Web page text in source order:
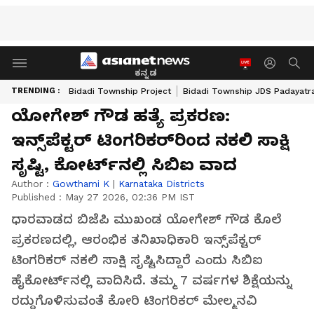
ಕನ್ನಡ
TRENDING : Bidadi Township Project Bidadi Township JDS
ಯೋಗೇಶ್ ಗೌಡ ಹತ್ಯೆ ಪ್ರಕರಣ:
ಇನ್ಸ್‌ಪೆಕ್ಟರ್‌ ಟಿಂಗರಿಕರ್‌ರಿಂದ ನಕಲಿ ಸಾಕ್ಷಿ
ಸೃಷ್ಟಿ, ಕೋರ್ಟ್‌ನಲ್ಲಿ ಸಿಬಿಐ ವಾದ
Author : Gowthami K | Karnataka Districts
Published : May 27 2026, 02:36 PM IST
ಧಾರವಾಡದ ಬಿಜೆಪಿ ಮುಖಂಡ ಯೋಗೇಶ್ ಗೌಡ ಕೊಲೆ
ಪ್ರಕರಣದಲ್ಲಿ, ಆರಂಭಿಕ ತನಿಖಾಧಿಕಾರಿ ಇನ್ಸ್‌ಪೆಕ್ಟರ್
ಟಿಂಗರಿಕರ್ ನಕಲಿ ಸಾಕ್ಷಿ ಸೃಷ್ಟಿಸಿದ್ದಾರೆ ಎಂದು ಸಿಬಿಐ
ಹೈಕೋರ್ಟ್‌ನಲ್ಲಿ ವಾದಿಸಿದೆ. ತಮ್ಮ 7 ವರ್ಷಗಳ ಶಿಕ್ಷೆಯನ್ನು
ರದ್ದುಗೊಳಿಸುವಂತೆ ಕೋರಿ ಟಿಂಗರಿಕರ್ ಮೇಲ್ಮನವಿ